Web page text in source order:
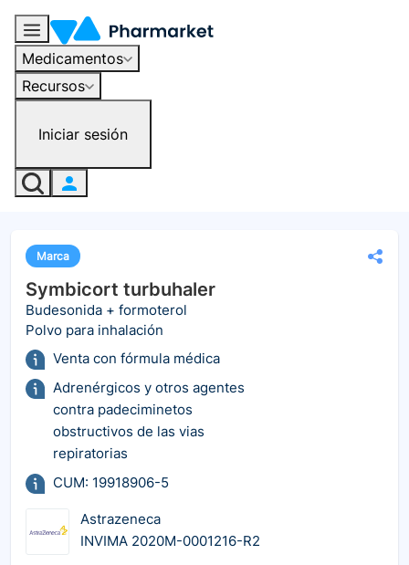
Medicamentos
Recursos
Iniciar sesión
Marca
Symbicort turbuhaler
Budesonida + formoterol
Polvo para inhalación
Venta con fórmula médica
Adrenérgicos y otros agentes
contra padeciminetos
obstructivos de las vias
repiratorias
CUM: 19918906-5
Astrazeneca
INVIMA 2020M-0001216-R2